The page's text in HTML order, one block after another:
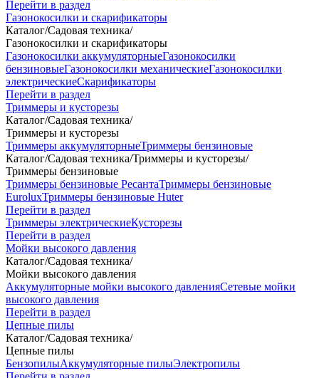
Перейти в раздел
Газонокосилки и скарификаторы
Каталог/Садовая техника/
Газонокосилки и скарификаторы
Газонокосилки аккумуляторныеГазонокосилки
бензиновыеГазонокосилки механическиеГазонокосилки
электрическиеСкарификаторы
Перейти в раздел
Триммеры и кусторезы
Каталог/Садовая техника/
Триммеры и кусторезы
Триммеры аккумуляторныеТриммеры бензиновые
Каталог/Садовая техника/Триммеры и кусторезы/
Триммеры бензиновые
Триммеры бензиновые РесантаТриммеры бензиновые
EuroluxТриммеры бензиновые Huter
Перейти в раздел
Триммеры электрическиеКусторезы
Перейти в раздел
Мойки высокого давления
Каталог/Садовая техника/
Мойки высокого давления
Аккумуляторные мойки высокого давленияСетевые мойки
высокого давления
Перейти в раздел
Цепные пилы
Каталог/Садовая техника/
Цепные пилы
БензопилыАккумуляторные пилыЭлектропилы